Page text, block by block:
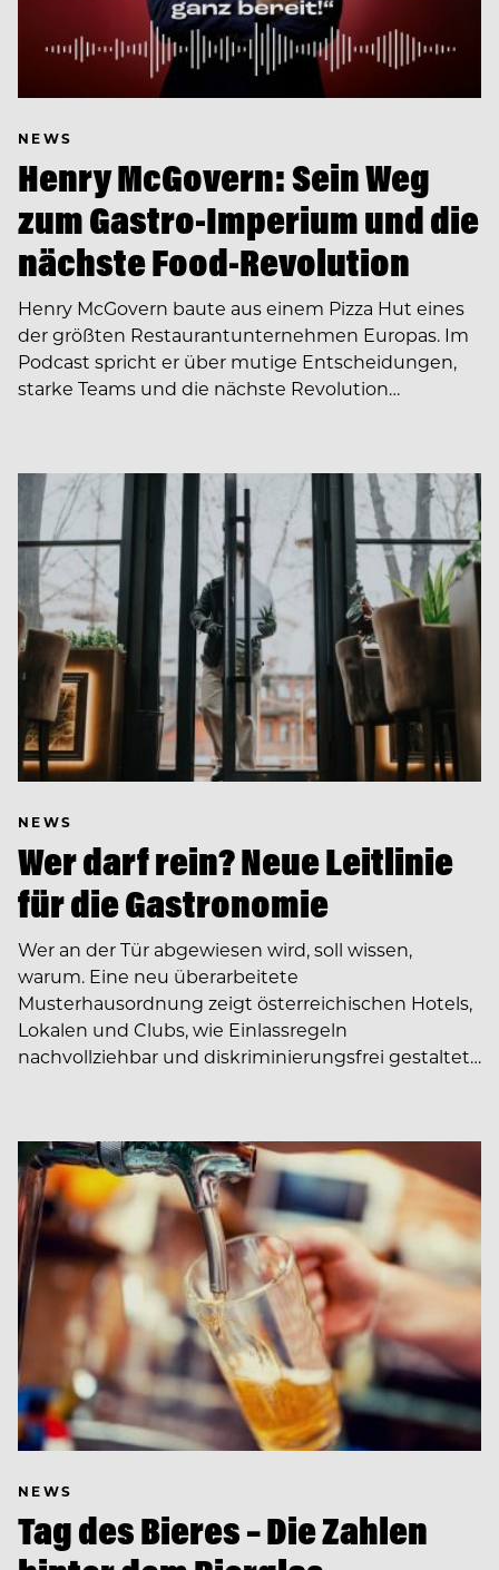
NEWS
Henry McGovern: Sein Weg
zum Gastro-Imperium und die
nächste Food-Revolution
Henry McGovern baute aus einem Pizza Hut eines
der größten Restaurantunternehmen Europas. Im
Podcast spricht er über mutige Entscheidungen,
starke Teams und die nächste Revolution…
NEWS
Wer darf rein? Neue Leitlinie
für die Gastronomie
Wer an der Tür abgewiesen wird, soll wissen,
warum. Eine neu überarbeitete
Musterhausordnung zeigt österreichischen Hotels,
Lokalen und Clubs, wie Einlassregeln
nachvollziehbar und diskriminierungsfrei gestaltet…
NEWS
Tag des Bieres – Die Zahlen